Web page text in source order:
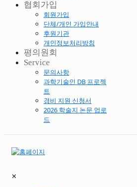
협회가입
회원가입
단체/개인 가입안내
후원기관
개인정보처리방침
평의원회
Service
문의사항
과학기술인 DB 프로젝
트
경비 지원 신청서
2026 학술지 논문 업로
드
✕